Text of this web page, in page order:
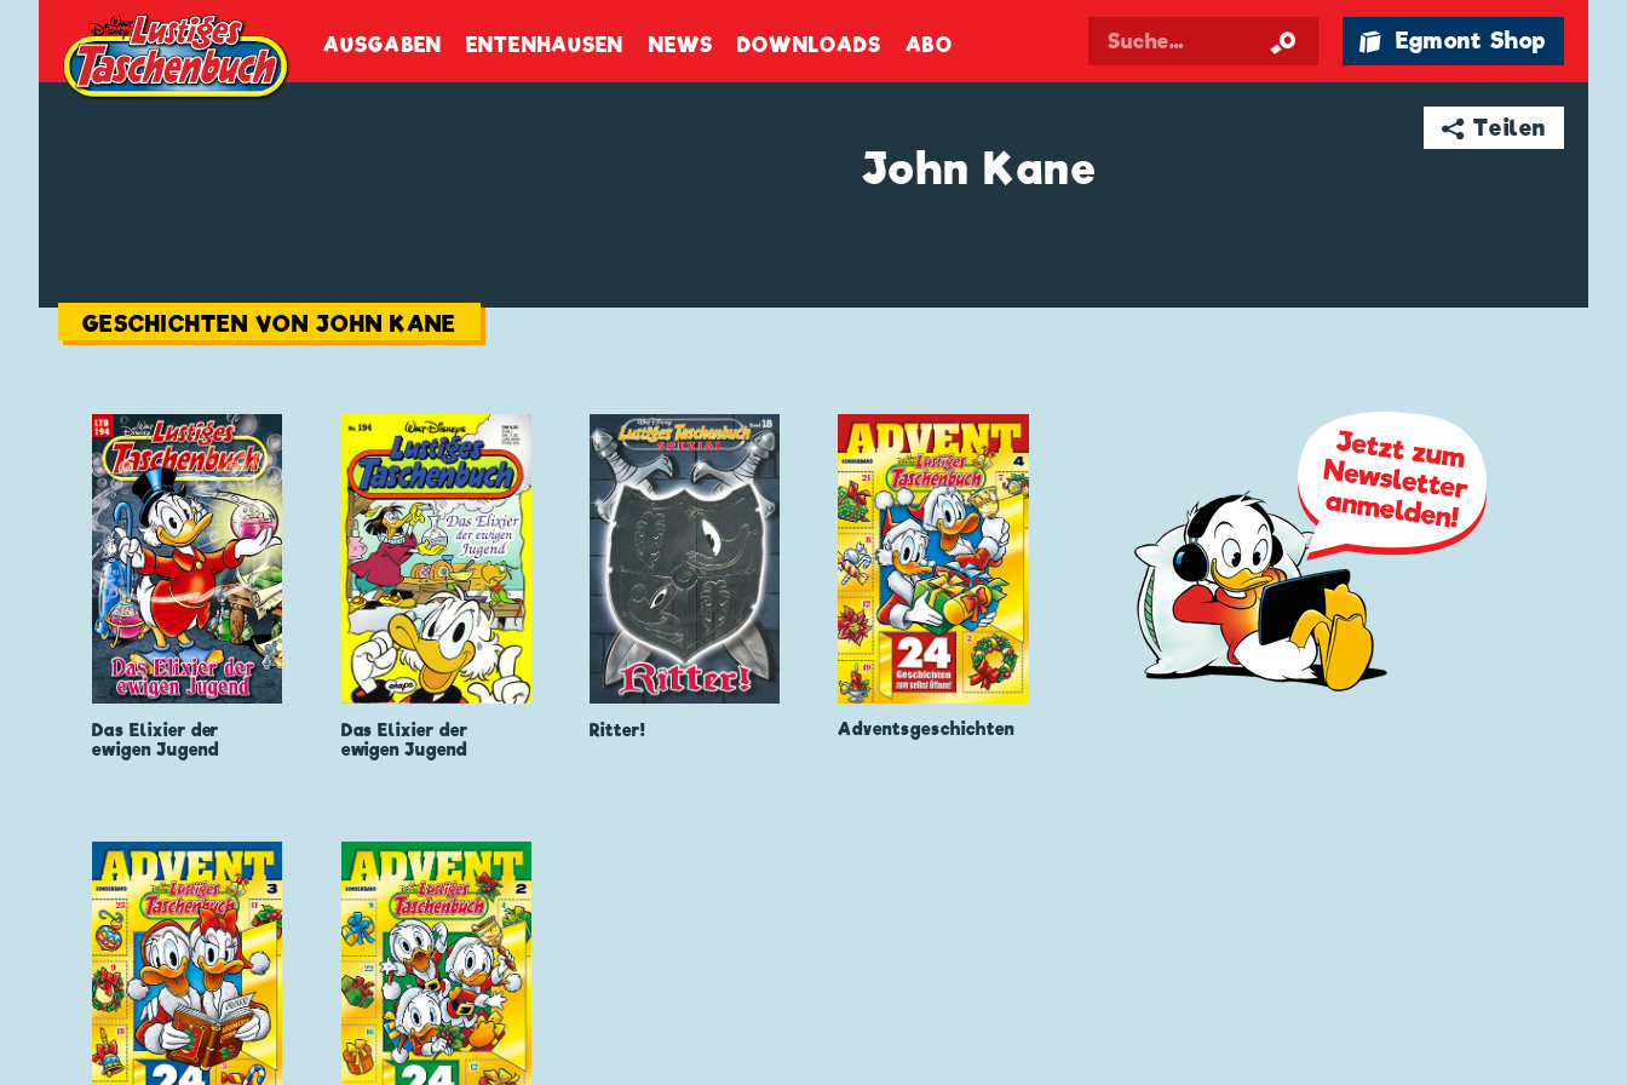
AUSGABEN ENTENHAUSEN NEWS DOWNLOADS ABO 🛍 Egmont Shop
➦ Teilen
John Kane
GESCHICHTEN VON JOHN KANE
Das Elixier der
ewigen Jugend
Das Elixier der
ewigen Jugend
Ritter! Adventsgeschichten